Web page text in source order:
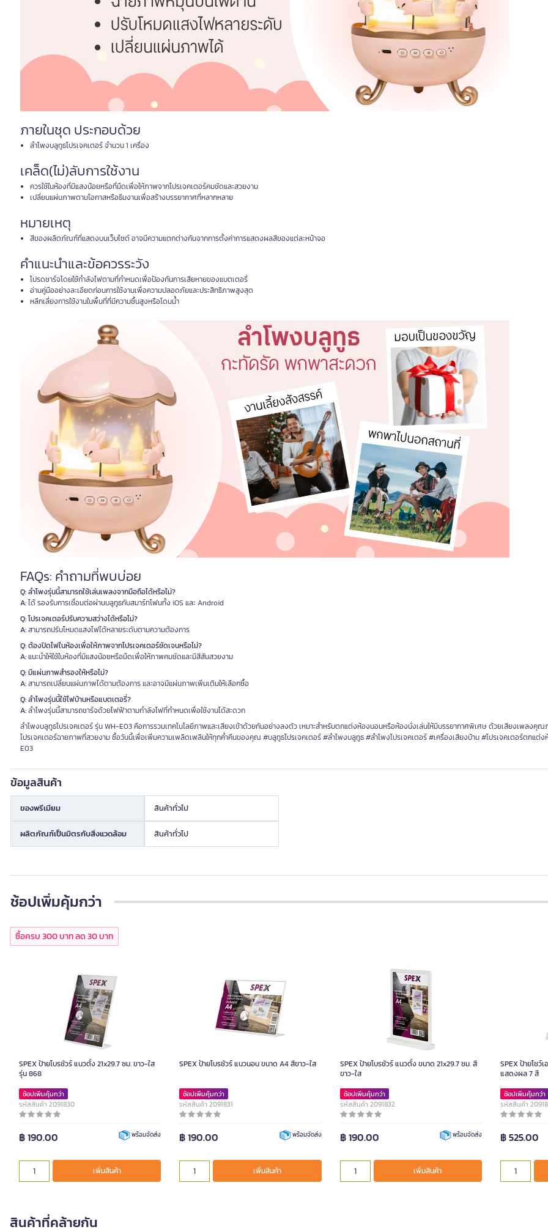
ภายในชุด ประกอบด้วย
ลำโพงบลูทูธโปรเจคเตอร์ จำนวน 1 เครื่อง
เคล็ด(ไม่)ลับการใช้งาน
ควรใช้ในห้องที่มีแสงน้อยหรือที่มืดเพื่อให้ภาพจากโปรเจคเตอร์คมชัดและสวยงาม
เปลี่ยนแผ่นภาพตามโอกาสหรือธีมงานเพื่อสร้างบรรยากาศที่หลากหลาย
หมายเหตุ
สีของผลิตภัณฑ์ที่แสดงบนเว็บไซต์ อาจมีความแตกต่างกันจากการตั้งค่าการแสดงผลสีของแต่ละหน้าจอ
คำแนะนำและข้อควรระวัง
โปรดชาร์จโดยใช้กำลังไฟตามที่กำหนดเพื่อป้องกันการเสียหายของแบตเตอรี่
อ่านคู่มืออย่างละเอียดก่อนการใช้งานเพื่อความปลอดภัยและประสิทธิภาพสูงสุด
หลีกเลี่ยงการใช้งานในพื้นที่ที่มีความชื้นสูงหรือโดนน้ำ
FAQs: คำถามที่พบบ่อย
Q: ลำโพงรุ่นนี้สามารถใช้เล่นเพลงจากมือถือได้หรือไม่?
A:ได้ รองรับการเชื่อมต่อผ่านบลูทูธกับสมาร์ทโฟนทั้ง iOS และ Android
Q: โปรเจคเตอร์ปรับความสว่างได้หรือไม่?
A:สามารถปรับโหมดแสงไฟได้หลายระดับตามความต้องการ
Q: ต้องปิดไฟในห้องเพื่อให้ภาพจากโปรเจคเตอร์ชัดเจนหรือไม่?
A:แนะนำให้ใช้ในห้องที่มีแสงน้อยหรือมืดเพื่อให้ภาพคมชัดและมีสีสันสวยงาม
Q: มีแผ่นภาพสำรองให้หรือไม่?
A:สามารถเปลี่ยนแผ่นภาพได้ตามต้องการ และอาจมีแผ่นภาพเพิ่มเติมให้เลือกซื้อ
Q: ลำโพงรุ่นนี้ใช้ไฟบ้านหรือแบตเตอรี่?
A:ลำโพงรุ่นนี้สามารถชาร์จด้วยไฟฟ้าตามกำลังไฟที่กำหนดเพื่อใช้งานได้สะดวก
ลำโพงบลูทูธโปรเจคเตอร์ รุ่น WH-E03 คือการรวมเทคโนโลยีภาพและเสียงเข้าด้วยกันอย่างลงตัว เหมาะสำหรับตกแต่งห้องนอนหรือห้องนั่งเล่นให้มีบรรยากาศพิเศษ ด้วยเสียงเพลงคุ
โปรเจคเตอร์ฉายภาพที่สวยงาม ซื้อวันนี้เพื่อเพิ่มความเพลิดเพลินให้ทุกค่ำคืนของคุณ #บลูทูธโปรเจคเตอร์ #ลำโพงบลูทูธ #ลำโพงโปรเจคเตอร์ #เครื่องเสียงบ้าน #โปรเจคเตอร์ตกแต่
E03
ข้อมูลสินค้า
ของพรีเมียม สินค้าทั่วไป
ผลิตภัณฑ์เป็นมิตรกับสิ่งแวดล้อม สินค้าทั่วไป
ช้อปเพิ่มคุ้มกว่า
ซื้อครบ 300 บาท ลด 30 บาท
SPEX ป้ายโบรชัวร์ แนวตั้ง 21x29.7 ซม. ขาว-ใส
รุ่น 868
ช้อปเพิ่มคุ้มกว่า
รหัสสินค้า 2091830
฿ 190.00 พร้อมจัดส่ง
เพิ่มสินค้า
SPEX ป้ายโบรชัวร์ แนวนอน ขนาด A4 สีขาว-ใส
ช้อปเพิ่มคุ้มกว่า
รหัสสินค้า 2091831
฿ 190.00 พร้อมจัดส่ง
เพิ่มสินค้า
SPEX ป้ายโบรชัวร์ แนวตั้ง ขนาด 21x29.7 ซม. สี
ขาว-ใส
ช้อปเพิ่มคุ้มกว่า
รหัสสินค้า 2091832
฿ 190.00 พร้อมจัดส่ง
เพิ่มสินค้า
SPEX ป้ายโชว์
แสดงผล 7 สี
ช้อปเพิ่มคุ้มกว่า
รหัสสินค้า
฿ 525.00
สินค้าที่คล้ายกัน